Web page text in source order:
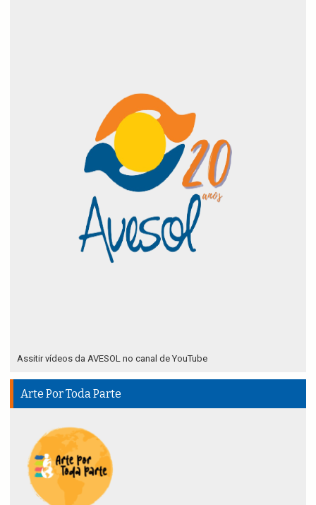
Assitir vídeos da AVESOL no canal de YouTube
Arte Por Toda Parte